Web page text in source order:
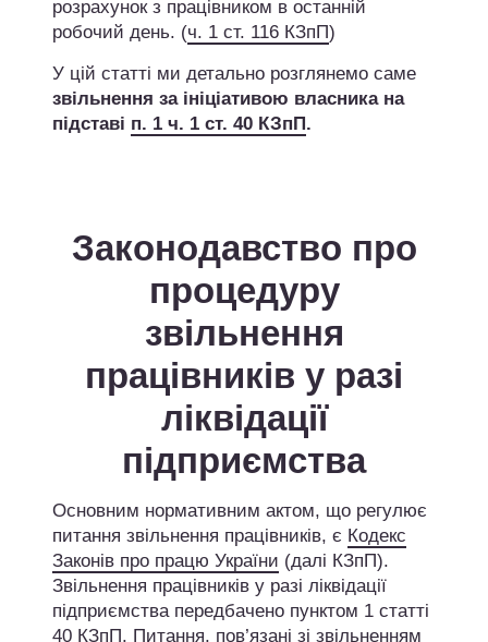
розрахунок з працівником в останній
робочий день. (ч. 1 ст. 116 КЗпП)
У цій статті ми детально розглянемо саме
звільнення за ініціативою власника на
підставі п. 1 ч. 1 ст. 40 КЗпП.
Законодавство про
процедуру
звільнення
працівників у разі
ліквідації
підприємства
Основним нормативним актом, що регулює
питання звільнення працівників, є Кодекс
Законів про працю України (далі КЗпП).
Звільнення працівників у разі ліквідації
підприємства передбачено пунктом 1 статті
40 КЗпП. Питання, пов’язані зі звільненням